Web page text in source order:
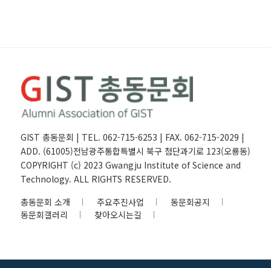
GIST 총동문회 | TEL. 062-715-6253 | FAX. 062-715-2029 |
ADD. (61005)전남광주통합특별시 북구 첨단과기로 123(오룡동)
COPYRIGHT (c) 2023 Gwangju Institute of Science and
Technology. ALL RIGHTS RESERVED.
총동문회 소개
주요추진사업
동문회공지
동문회갤러리
찾아오시는길